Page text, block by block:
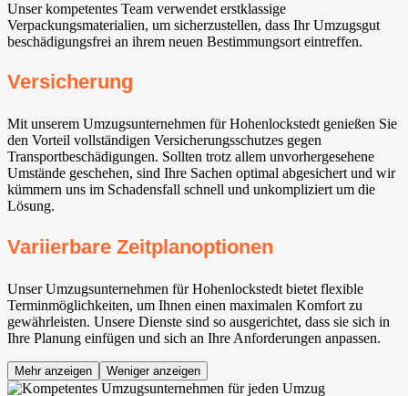
Unser kompetentes Team verwendet erstklassige
Verpackungsmaterialien, um sicherzustellen, dass Ihr Umzugsgut
beschädigungsfrei an ihrem neuen Bestimmungsort eintreffen.
Versicherung
Mit unserem Umzugsunternehmen für Hohenlockstedt genießen Sie
den Vorteil vollständigen Versicherungsschutzes gegen
Transportbeschädigungen. Sollten trotz allem unvorhergesehene
Umstände geschehen, sind Ihre Sachen optimal abgesichert und wir
kümmern uns im Schadensfall schnell und unkompliziert um die
Lösung.
Variierbare Zeitplanoptionen
Unser Umzugsunternehmen für Hohenlockstedt bietet flexible
Terminmöglichkeiten, um Ihnen einen maximalen Komfort zu
gewährleisten. Unsere Dienste sind so ausgerichtet, dass sie sich in
Ihre Planung einfügen und sich an Ihre Anforderungen anpassen.
Mehr anzeigen Weniger anzeigen